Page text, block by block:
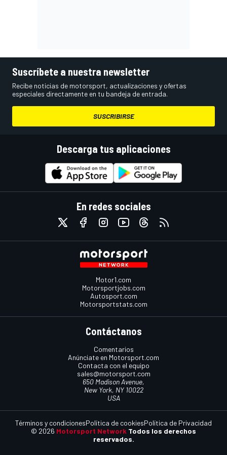
Suscríbete a nuestra newsletter
Recibe noticias de motorsport, actualizaciones y ofertas
especiales directamente en tu bandeja de entrada.
SUSCRIBIRSE
Descarga tus aplicaciones
En redes sociales
Motor1.com
Motorsportjobs.com
Autosport.com
Motorsportstats.com
Contáctanos
Comentarios
Anúnciate en Motorsport.com
Contacta con el equipo
sales@motorsport.com
650 Madison Avenue,
New York, NY 10022
USA
© 2026 Motorsport Network Todos los derechos
reservados.
Términos y condicionesPolítica de cookiesPolítica de Privacidad